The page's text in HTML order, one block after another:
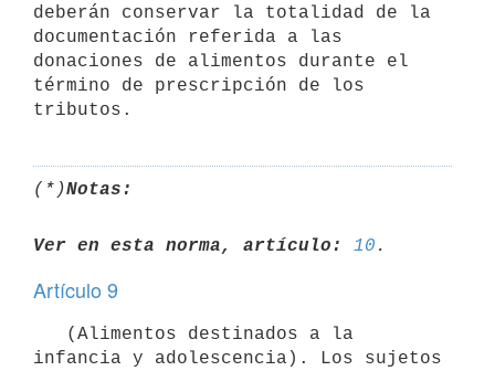
deberán conservar la totalidad de la
documentación referida a las
donaciones de alimentos durante el
término de prescripción de los
(*)Notas:
Ver en esta norma, artículo: 10
Artículo 9
infancia y adolescencia). Los sujetos